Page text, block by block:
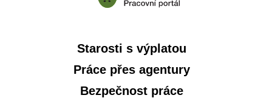
Starosti s výplatou
Práce přes agentury
Bezpečnost práce